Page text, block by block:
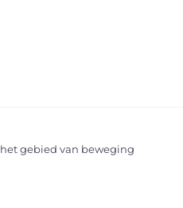
gebied van beweging